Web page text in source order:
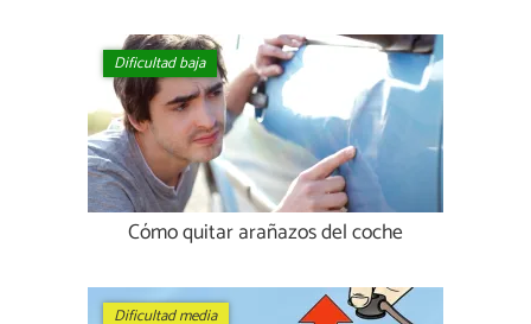
Dificultad baja
Cómo quitar arañazos del coche
Dificultad media